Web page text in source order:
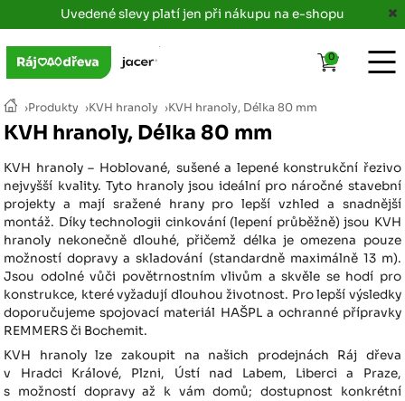
Uvedené slevy platí jen při nákupu na e-shopu
›Produkty ›KVH hranoly ›KVH hranoly, Délka 80 mm
KVH hranoly, Délka 80 mm
KVH hranoly – Hoblované, sušené a lepené konstrukční řezivo
nejvyšší kvality. Tyto hranoly jsou ideální pro náročné stavební
projekty a mají sražené hrany pro lepší vzhled a snadnější
montáž. Díky technologii cinkování (lepení průběžně) jsou KVH
hranoly nekonečně dlouhé, přičemž délka je omezena pouze
možností dopravy a skladování (standardně maximálně 13 m).
Jsou odolné vůči povětrnostním vlivům a skvěle se hodí pro
konstrukce, které vyžadují dlouhou životnost. Pro lepší výsledky
doporučujeme spojovací materiál HAŠPL a ochranné přípravky
REMMERS či Bochemit.
KVH hranoly lze zakoupit na našich prodejnách Ráj dřeva
v Hradci Králové, Plzni, Ústí nad Labem, Liberci a Praze,
s možností dopravy až k vám domů; dostupnost konkrétní
0